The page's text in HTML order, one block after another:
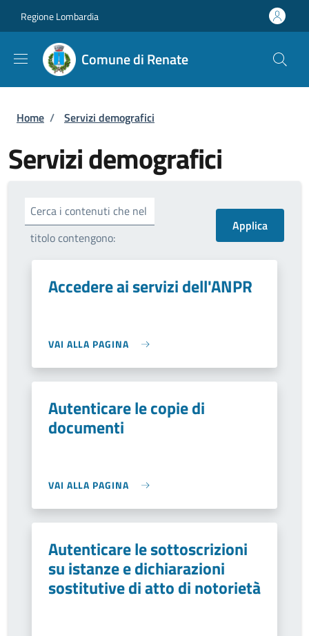
Regione Lombardia
Comune di Renate
Briciole di pane
Home / Servizi demografici
Servizi demografici
Cerca i contenuti che nel
titolo contengono:
Accedere ai servizi dell'ANPR
VAI ALLA PAGINA
Autenticare le copie di
documenti
VAI ALLA PAGINA
Autenticare le sottoscrizioni
su istanze e dichiarazioni
sostitutive di atto di notorietà